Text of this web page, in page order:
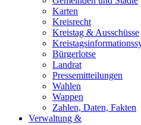
Karten
Kreisrecht
Kreistag & Ausschüsse
Bürgerlotse
Landrat
Pressemitteilungen
Wahlen
Wappen
Zahlen, Daten, Fakten
Verwaltung &